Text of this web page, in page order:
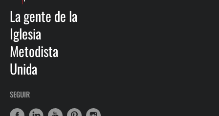
La gente de la
Iglesia
Metodista
Unida
SEGUIR